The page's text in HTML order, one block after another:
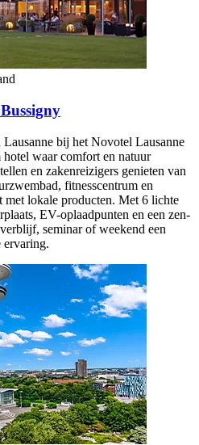
Lausanne bij het Novotel Lausanne
hotel waar comfort en natuur
en zakenreizigers genieten van
fitnesscentrum en
met lokale producten. Met 6 lichte
EV-oplaadpunten en een zen-
seminar of weekend een
ervaring.